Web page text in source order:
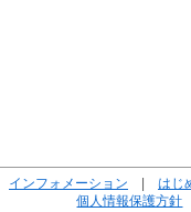
インフォメーション
はじ
個人情報保護方針